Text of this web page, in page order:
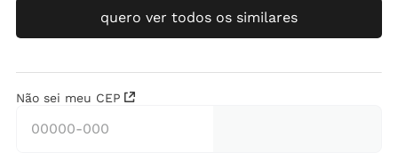
quero ver todos os similares
Não sei meu CEP